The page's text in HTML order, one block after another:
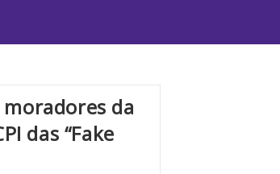
da
das “Fake